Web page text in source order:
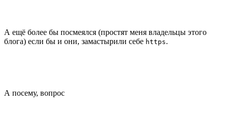
А ещё более бы посмеялся (простят меня владельцы этого
блога) если бы и они, замастырили себе https.
А посему, вопрос